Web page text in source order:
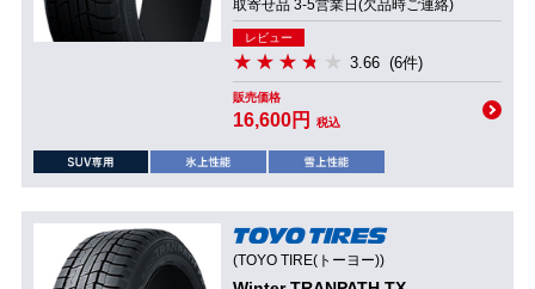
取寄せ品 3-5営業日(欠品時ご連絡)
レビュー
3.66 (6件)
販売価格
16,600円 税込
(TOYO TIRE(トーヨー))